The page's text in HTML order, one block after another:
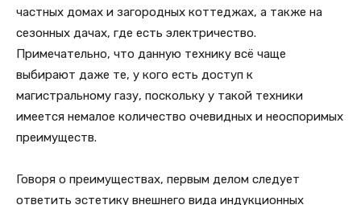
частных домах и загородных коттеджах, а также на
сезонных дачах, где есть электричество.
Примечательно, что данную технику всё чаще
выбирают даже те, у кого есть доступ к
магистральному газу, поскольку у такой техники
имеется немалое количество очевидных и неоспоримых
преимуществ.
Говоря о преимуществах, первым делом следует
ответить эстетику внешнего вида индукционных